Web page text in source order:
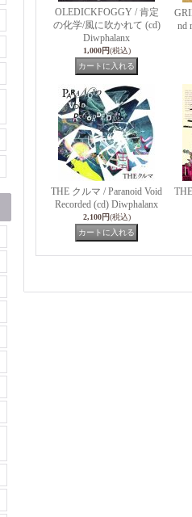
OLEDICKFOGGY / 肯定
の化学/風に吹かれて (cd)
Diwphalanx
1,000円(税込)
nd
THE クルマ / Paranoid Void
Recorded (cd) Diwphalanx
2,100円(税込)